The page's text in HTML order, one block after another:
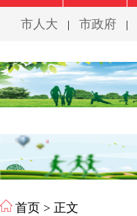
市人大 | 市政府 |
首页 > 正文